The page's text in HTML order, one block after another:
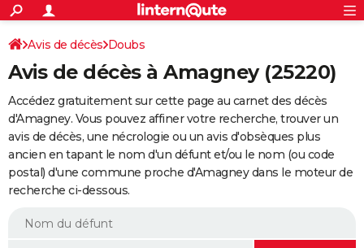
ACTUALITÉS
Politique
Société
Faits Divers
Education
Monde
Villes
+
SPORT
Coupe du monde 2026
Football
Tennis
Cyclisme
Rugby
Forum
Programme TV
TNT
Streaming
Cinéma
Sorties cinéma
Musique
+
FINANCE
Retraite
Impôts
Epargne
Immobilier
Risques naturels par ville
Banque
Assurance
Crédit
AUTO
Essais
Réserver un essai
Citadines
Berlines
SUV
Forum auto
+HIGH-TECH
BRICOLAGE
Avis de décès Doubs
Avis de décès à Amagney (25220)
Accédez gratuitement sur cette page au carnet des décès
d'Amagney. Vous pouvez affiner votre recherche, trouver un
avis de décès, une nécrologie ou un avis d'obsèques plus
ancien en tapant le nom d'un défunt et/ou le nom (ou code
postal) d'une commune proche d'Amagney dans le moteur de
recherche ci-dessous.